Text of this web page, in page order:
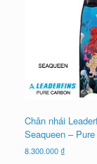
Chân nhái
Seaqueen –
8.300.000₫